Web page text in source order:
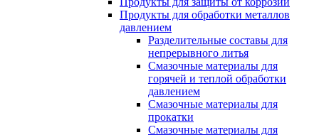
Продукты для обработки металлов
давлением
Разделительные составы для
непрерывного литья
Смазочные материалы для
горячей и теплой обработки
давлением
Смазочные материалы для
прокатки
Смазочные материалы для